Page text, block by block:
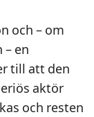
och – om
– en
till att den
aktör
och resten